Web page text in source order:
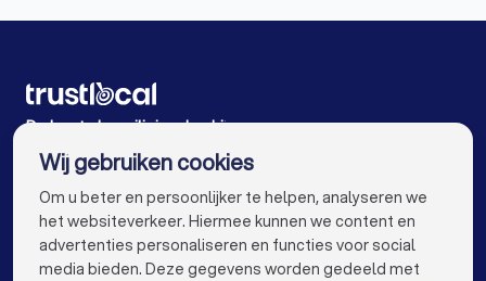
Beveiligingsbedrijven in Zandhoven
Beveiligingsbedrijven in Mechelen
Beveiligingsbedrijven in Gent
Beveiligingsbedrijven in Brugge
Beveiligingsbedrijven in Leuven
De beste beveiligingsbedrijven voor u
Wij gebruiken cookies
Om u beter en persoonlijker te helpen, analyseren we
het websiteverkeer. Hiermee kunnen we content en
advertenties personaliseren en functies voor social
media bieden. Deze gegevens worden gedeeld met